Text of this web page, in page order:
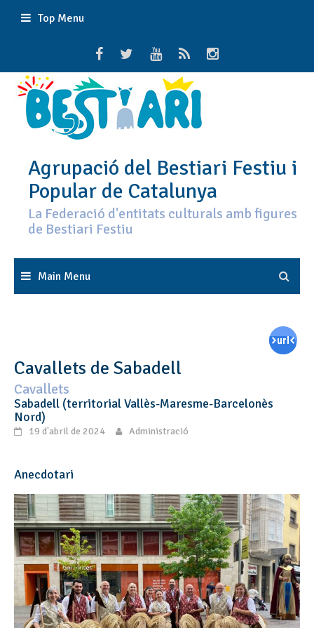
Top Menu
Agrupació del Bestiari Festiu i
Popular de Catalunya
La Federació d'entitats culturals amb figures
de Bestiari Festiu
Main Menu
Cavallets de Sabadell
Cavallets
Sabadell (territorial Vallès-Maresme-Barcelonès
Nord)
19 d'abril de 2024 Administració
Anecdotari